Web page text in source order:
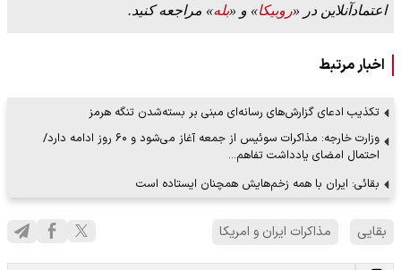
اعتمادآنلاین در «روبیکا» و «بله» مراجعه کنید.
اخبار مرتبط
تکذیب ادعای گزارش‌های رسانه‌ای مبنی بر بسته‌شدن تنگه هرمز
وزارت خارجه: مذاکرات سوئیس از جمعه آغاز می‌شود و ۶۰ روز ادامه دارد/
احتمال امضای یادداشت تفاهم…
بقائی: ایران با همه زخم‌هایش همچنان ایستاده است
بقایی مذاکرات ایران و امریکا